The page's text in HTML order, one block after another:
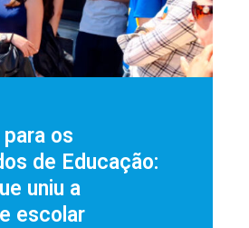
os
de Educação:
uniu a
escolar